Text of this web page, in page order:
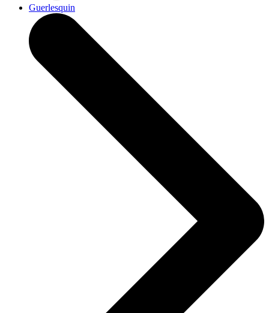
Guerlesquin